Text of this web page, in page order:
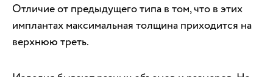
Отличие от предыдущего типа в том, что в этих
имплантах максимальная толщина приходится на
верхнюю треть.